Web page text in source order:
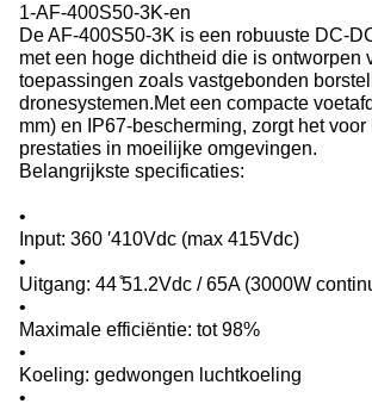
1-AF-400S50-3K-en
De AF-400S50-3K is een robuuste DC-
met een hoge dichtheid die is ontworpen
toepassingen zoals vastgebonden
dronesystemen.Met een compacte
mm) en IP67-bescherming, zorgt het
prestaties in moeilijke omgevingen.
Belangrijkste specificaties:
•
Input: 360 ′410Vdc (max 415Vdc)
•
Uitgang: 44 ̊51.2Vdc / 65A (3000W
•
Maximale efficiëntie: tot 98%
•
Koeling: gedwongen luchtkoeling
•